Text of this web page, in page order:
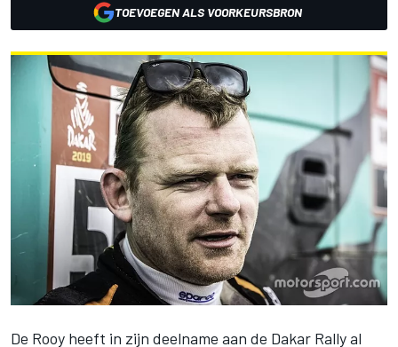
TOEVOEGEN ALS VOORKEURSBRON
De Rooy heeft in zijn deelname aan de Dakar Rallyal